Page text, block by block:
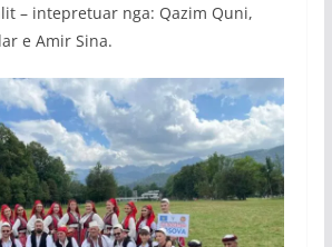
– intepretuar nga: Qazim Quni,
e Amir Sina.